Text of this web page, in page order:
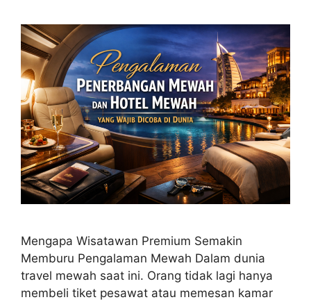
Mengapa Wisatawan Premium Semakin
Memburu Pengalaman Mewah Dalam dunia
travel mewah saat ini. Orang tidak lagi hanya
membeli tiket pesawat atau memesan kamar